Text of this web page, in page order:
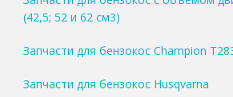
(42,5; 52 и 62 см3)
Запчасти для бензокос Champion
Запчасти для бензокос Husqvarna